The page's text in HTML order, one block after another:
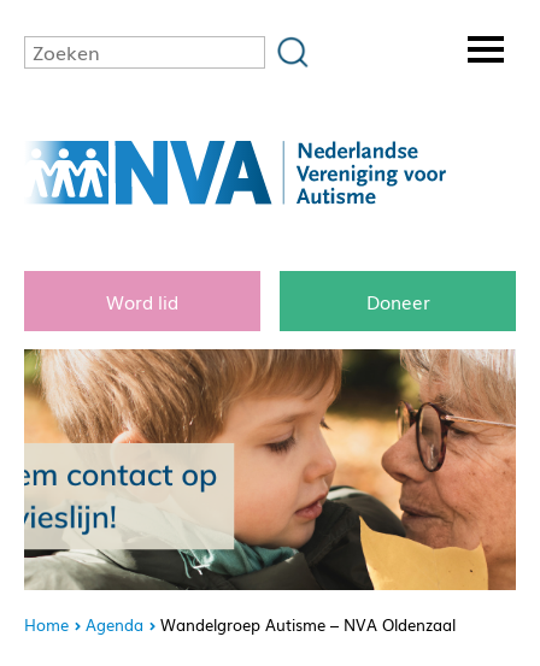
Word lid Doneer
Home Agenda Wandelgroep Autisme – NVA Oldenzaal